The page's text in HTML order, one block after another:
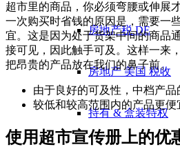
房地产税 DE
房地产 美国 税收
持有 & 盒装特权
超市里的商品，你必须弯腰或伸展
一次购买时省钱的原因是，需要一
宜。这是因为处于货架中间的商品
接可见，因此触手可及。这样一来
把昂贵的产品放在我们的鼻子前。
由于良好的可及性，中档产品
较低和较高范围内的产品更便
使用超市宣传册上的优